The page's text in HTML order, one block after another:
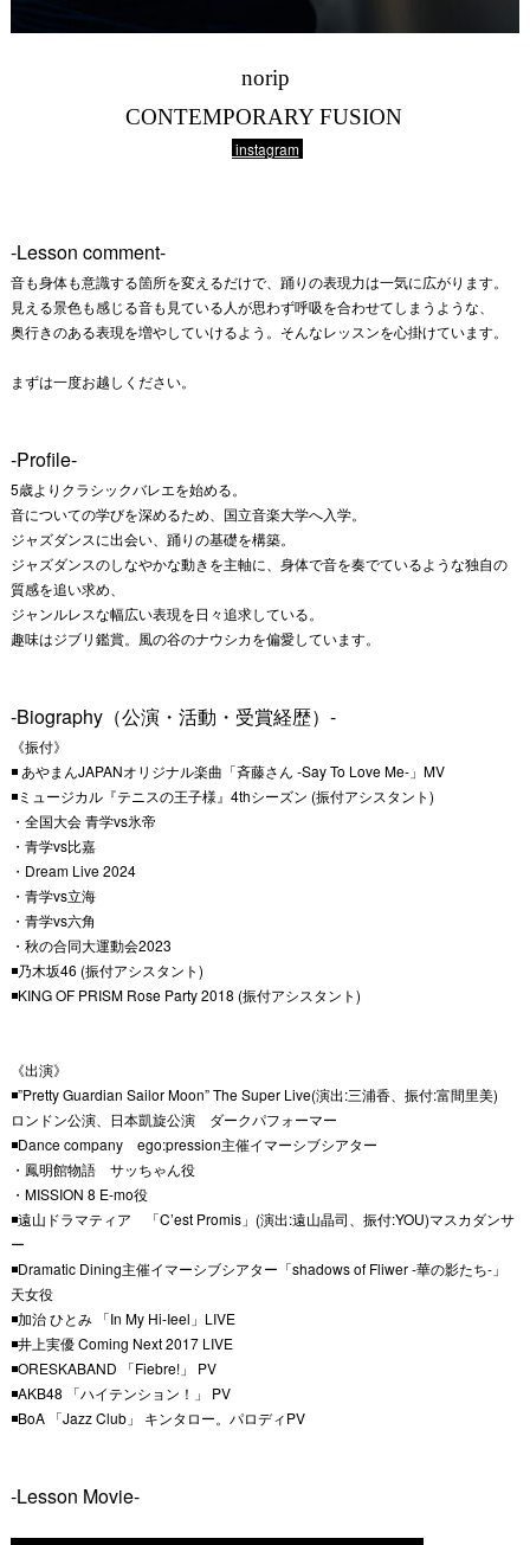
norip
CONTEMPORARY FUSION
instagram
-Lesson comment-
音も身体も意識する箇所を変えるだけで、踊りの表現力は一気に広がります。
見える景色も感じる音も見ている人が思わず呼吸を合わせてしまうような、
奥行きのある表現を増やしていけるよう。そんなレッスンを心掛けています。
まずは一度お越しください。
-Profile-
5歳よりクラシックバレエを始める。
音についての学びを深めるため、国立音楽大学へ入学。
ジャズダンスに出会い、踊りの基礎を構築。
ジャズダンスのしなやかな動きを主軸に、身体で音を奏でているような独自の
質感を追い求め、
ジャンルレスな幅広い表現を日々追求している。
趣味はジブリ鑑賞。風の谷のナウシカを偏愛しています。
-Biography（公演・活動・受賞経歴）-
《振付》
◾️ あやまんJAPANオリジナル楽曲「斉藤さん -Say To Love Me-」MV
◾️ミュージカル『テニスの王子様』4thシーズン (振付アシスタント)
・全国大会 青学vs氷帝
・青学vs比嘉
・Dream Live 2024
・青学vs立海
・青学vs六角
・秋の合同大運動会2023
◾️乃木坂46 (振付アシスタント)
◾️KING OF PRISM Rose Party 2018 (振付アシスタント)
《出演》
◾️”Pretty Guardian Sailor Moon” The Super Live(演出:三浦香、振付:富間里美)
ロンドン公演、日本凱旋公演 ダークパフォーマー
◾️Dance company ego:pression主催イマーシブシアター
・鳳明館物語 サッちゃん役
・MISSION 8 E-mo役
◾️遠山ドラマティア 「C’est Promis」(演出:遠山晶司、振付:YOU)マスカダンサ
ー
◾️Dramatic Dining主催イマーシブシアター「shadows of Fliwer -華の影たち-」
天女役
◾️加治 ひとみ 「In My Hi-Ieel」LIVE
◾️井上実優 Coming Next 2017 LIVE
◾️ORESKABAND 「Fiebre!」 PV
◾️AKB48 「ハイテンション！」 PV
◾️BoA 「Jazz Club」 キンタロー。パロディPV
-Lesson Movie-